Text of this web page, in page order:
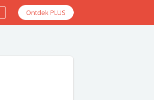
Ontdek PLUS